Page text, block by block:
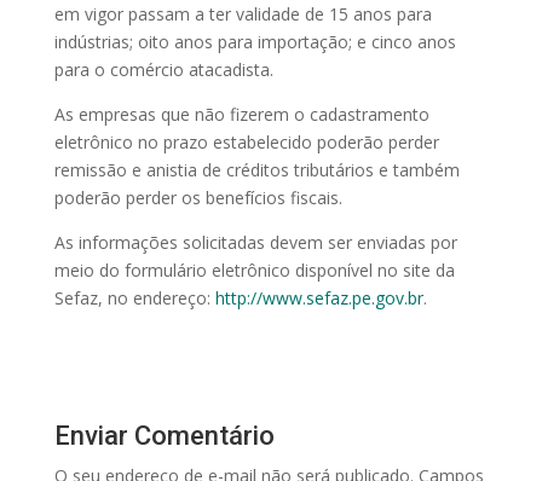
em vigor passam a ter validade de 15 anos para
indústrias; oito anos para importação; e cinco anos
para o comércio atacadista.
As empresas que não fizerem o cadastramento
eletrônico no prazo estabelecido poderão perder
remissão e anistia de créditos tributários e também
poderão perder os benefícios fiscais.
As informações solicitadas devem ser enviadas por
meio do formulário eletrônico disponível no site da
Sefaz, no endereço: http://www.sefaz.pe.gov.br.
Enviar Comentário
O seu endereço de e-mail não será publicado. Campos